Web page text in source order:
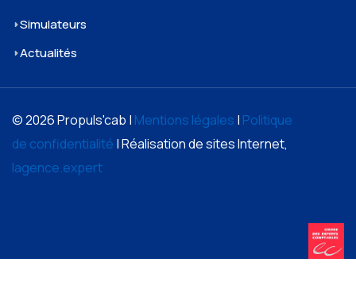
Simulateurs
Actualités
© 2026 Propuls'cab | Mentions légales | Politique
de confidentialité | Réalisation de sites Internet,
lagence.expert